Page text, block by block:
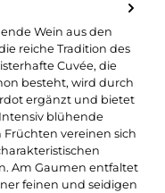
Wein aus den
reiche Tradition des
Cuvée, die
besteht, wird durch
ergänzt und bietet
blühende
vereinen sich
Am Gaumen entfaltet
feinen und seidigen